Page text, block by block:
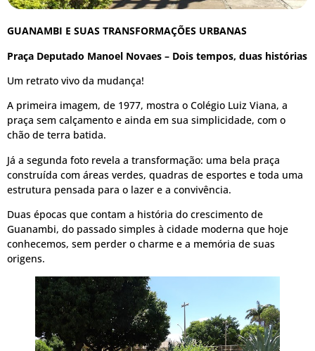
GUANAMBI E SUAS TRANSFORMAÇÕES URBANAS
Praça Deputado Manoel Novaes – Dois tempos, duas histórias
Um retrato vivo da mudança!
A primeira imagem, de 1977, mostra o Colégio Luiz Viana, a
praça sem calçamento e ainda em sua simplicidade, com o
chão de terra batida.
Já a segunda foto revela a transformação: uma bela praça
construída com áreas verdes, quadras de esportes e toda uma
estrutura pensada para o lazer e a convivência.
Duas épocas que contam a história do crescimento de
Guanambi, do passado simples à cidade moderna que hoje
conhecemos, sem perder o charme e a memória de suas
origens.